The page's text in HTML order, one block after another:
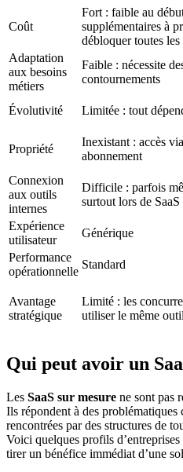
Coût
Fort : faible au
supplémentaires à
débloquer toutes
Adaptation
aux besoins
métiers
Faible : nécessite
contournements
Évolutivité
Limitée : tout
Propriété
Inexistant : accès
abonnement
Connexion
aux outils
internes
Difficile : parfois
surtout lors de
Expérience
utilisateur
Générique
Performance
opérationnelle
Standard
Avantage
stratégique
Limité : les
utiliser le même outil
Qui peut avoir un
Les SaaS sur mesure ne sont pas
Ils répondent à des problématiques
rencontrées par des structures de
Voici quelques profils
tirer un bénéfice immédiat d’une